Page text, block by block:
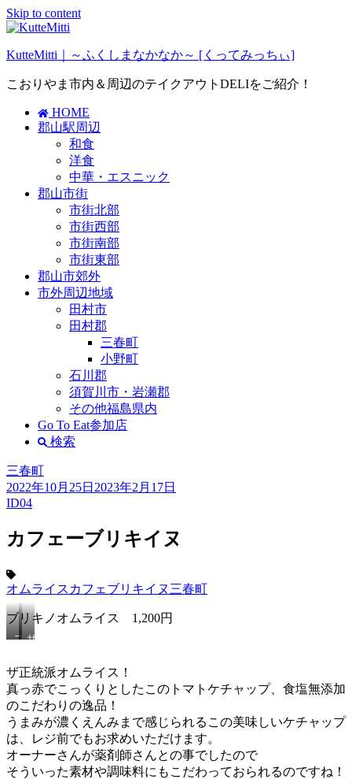
Skip to content
KutteMitti｜～ふくしまなかなか～ [くってみっちぃ]
こおりやま市内＆周辺のテイクアウトDELIをご紹介！
HOME
郡山駅周辺
和食
洋食
中華・エスニック
郡山市街
市街北部
市街西部
市街南部
市街東部
郡山市郊外
市外周辺地域
田村市
田村郡
三春町
小野町
石川郡
須賀川市・岩瀬郡
その他福島県内
Go To Eat参加店
検索
三春町
2022年10月25日 2023年2月17日
ID04
カフェーブリキイヌ
オムライス カフェ ブリキイヌ 三春町
ブリキノオムライス 1,200円
ブ
キ
ノ
オ
ム
ラ
イ
ス
1,200
円
サ
ダ・
ス
ー
プ
付
ザ正統派オムライス！
真っ赤でこっくりとしたこのトマトケチャップ、食塩無添加
のこだわりの逸品！
うまみが濃くえんみまで感じられるこの美味しいケチャップ
は、レジ前でもお求めいただけます。
オーナーさんが薬剤師さんとの事でしたので
そういった素材や調味料にもこだわっておられるのですね！